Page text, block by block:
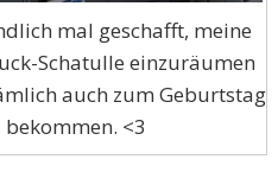
mal geschafft, meine
Schatulle einzuräumen
auch zum Geburtstag
bekommen. <3